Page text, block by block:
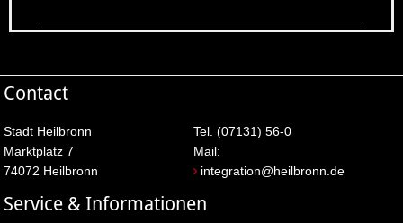
Contact
Stadt Heilbronn
Marktplatz 7
74072 Heilbronn
Tel. (07131) 56-0
Mail:
integration@heilbronn.de
Service & Informationen